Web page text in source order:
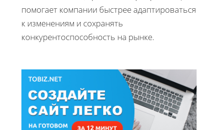
помогает компании быстрее адаптироваться
к изменениям и сохранять
конкурентоспособность на рынке.